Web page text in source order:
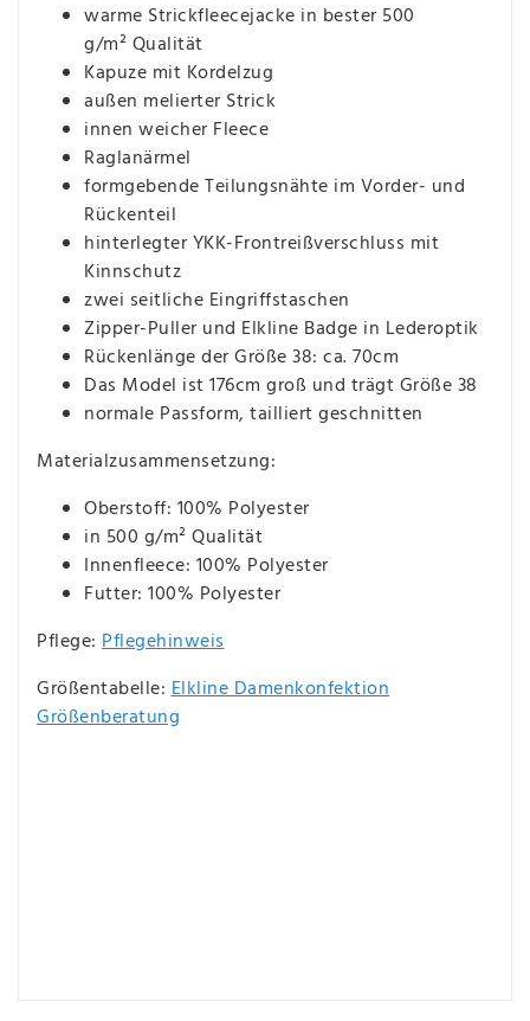
warme Strickfleecejacke in bester 500
g/m² Qualität
Kapuze mit Kordelzug
außen melierter Strick
innen weicher Fleece
Raglanärmel
formgebende Teilungsnähte im Vorder- und
Rückenteil
hinterlegter YKK-Frontreißverschluss mit
Kinnschutz
zwei seitliche Eingriffstaschen
Zipper-Puller und Elkline Badge in Lederoptik
Rückenlänge der Größe 38: ca. 70cm
Das Model ist 176cm groß und trägt Größe 38
normale Passform, tailliert geschnitten
Materialzusammensetzung:
Oberstoff: 100% Polyester
in 500 g/m² Qualität
Innenfleece: 100% Polyester
Futter: 100% Polyester
Pflege: Pflegehinweis
Größentabelle:Elkline Damenkonfektion
Größenberatung